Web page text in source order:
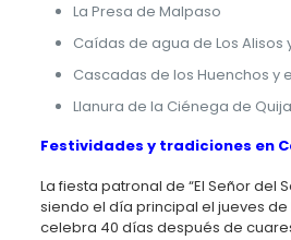
La Presa de Malpaso
Caídas de agua de Los Alisos
Cascadas de los Huenchos y
Llanura de la Ciénega de
Festividades y tradiciones en
La fiesta patronal de “El Señor del
siendo el día principal el jueves de
celebra 40 días después de